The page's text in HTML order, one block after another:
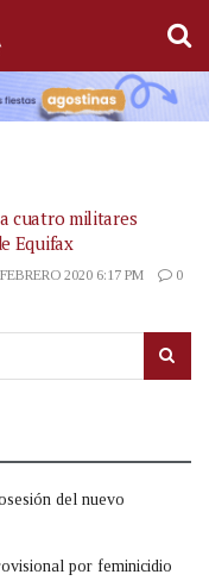
cuatro militares
Equifax
2020 6:17 PM 0
del nuevo
por feminicidio